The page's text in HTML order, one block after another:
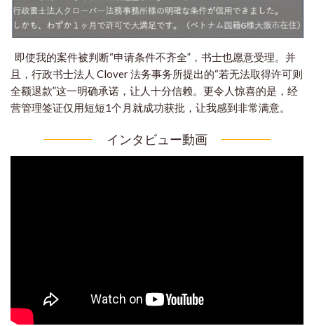
即使我的案件被判断“申请条件不齐全”，书士也愿意受理。 并
且，行政书士法人 Clover 法务事务所提出的“若无法取得许可则
全额退款”这一明确承诺，让人十分信赖。 更令人惊喜的是，经
营管理签证仅用短短1个月就成功获批，让我感到非常满意。
インタビュー動画